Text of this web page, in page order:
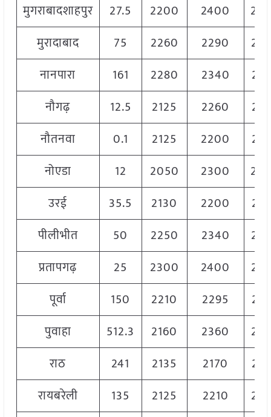
मुगराबादशाहपुर
27.5 2200 2400
मुरादाबाद
75 2260 2290
नानपारा
161 2280 2340
नौगढ़
12.5 2125 2260
नौतनवा
0.1 2125 2200
नोएडा
12 2050 2300
उरई
35.5 2130 2200
पीलीभीत
50 2250 2340
प्रतापगढ़
25 2300 2400
पूर्वा
150 2210 2295
पुवाहा
512.3 2160 2360
राठ
241 2135 2170
रायबरेली
135 2125 2210